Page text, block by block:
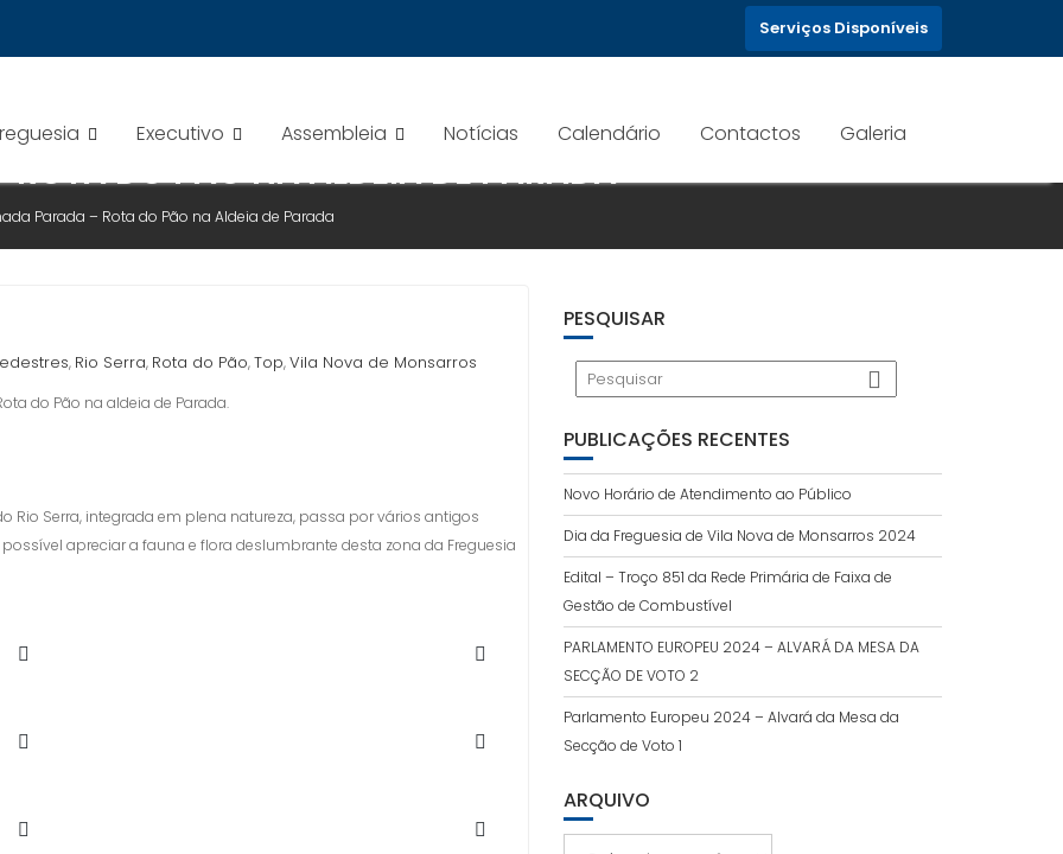
Serviços Disponíveis
Executivo Assembleia Notícias Calendário Contactos Galeria
DO PÃO NA ALDEIA DE PARADA
Parada – Rota do Pão na Aldeia de Parada
, Rio Serra, Rota do Pão,Top,Vila Nova de Monsarros
do Pão na aldeia de Parada.
Rio Serra, integrada em plena natureza, passa por vários antigos
apreciar a fauna e flora deslumbrante desta zona da Freguesia
PESQUISAR
PUBLICAÇÕES RECENTES
Novo Horário de Atendimento ao Público
Dia da Freguesia de Vila Nova de Monsarros 2024
Edital – Troço 851 da Rede Primária de Faixa de
Gestão de Combustível
PARLAMENTO EUROPEU 2024 – ALVARÁ DA MESA DA
SECÇÃO DE VOTO 2
Parlamento Europeu 2024 – Alvará da Mesa da
Secção de Voto 1
ARQUIVO